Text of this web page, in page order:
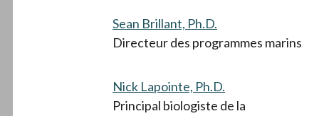
Sean Brillant, Ph.D.
Directeur des programmes marins
Nick Lapointe, Ph.D.
Principal biologiste de la